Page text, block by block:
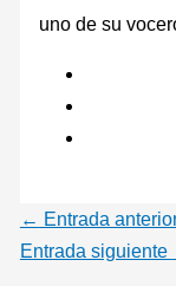
uno de su
← Entrada
Entrada siguiente